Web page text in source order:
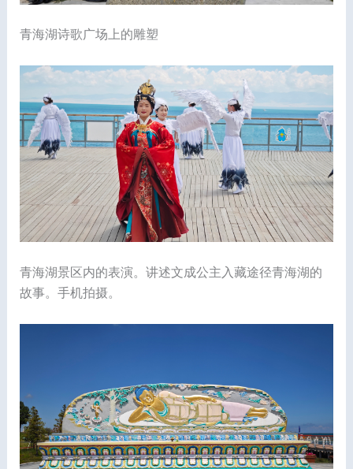
青海湖诗歌广场上的雕塑
青海湖景区内的表演。讲述文成公主入藏途径青海湖的
故事。手机拍摄。